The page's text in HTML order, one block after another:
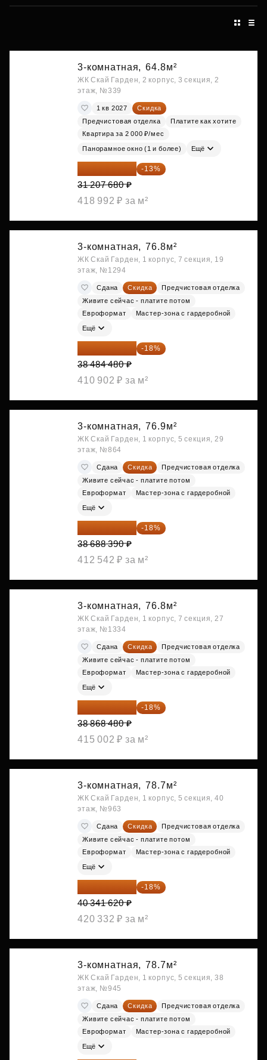
3-комнатная, 64.8м²
ЖК Скай Гарден, 2 корпус, 3 секция, 2
этаж, №339
1 кв 2027
Скидка
Предчистовая отделка
Платите как хотите
Квартира за 2 000 ₽/мес
Панорамное окно (1 и более) Ещё
27 150 682 ₽ -13%
31 207 680 ₽
418 992 ₽ за м²
3-комнатная, 76.8м²
ЖК Скай Гарден, 1 корпус, 7 секция, 19
этаж, №1294
Сдана Скидка
Предчистовая отделка
Живите сейчас - платите потом
Евроформат
Мастер-зона с гардеробной
Ещё
31 557 274 ₽ -18%
38 484 480 ₽
410 902 ₽ за м²
3-комнатная, 76.9м²
ЖК Скай Гарден, 1 корпус, 5 секция, 29
этаж, №864
Сдана Скидка
Предчистовая отделка
Живите сейчас - платите потом
Евроформат
Мастер-зона с гардеробной
Ещё
31 724 480 ₽ -18%
38 688 390 ₽
412 542 ₽ за м²
3-комнатная, 76.8м²
ЖК Скай Гарден, 1 корпус, 7 секция, 27
этаж, №1334
Сдана Скидка
Предчистовая отделка
Живите сейчас - платите потом
Евроформат
Мастер-зона с гардеробной
Ещё
31 872 154 ₽ -18%
38 868 480 ₽
415 002 ₽ за м²
3-комнатная, 78.7м²
ЖК Скай Гарден, 1 корпус, 5 секция, 40
этаж, №963
Сдана Скидка
Предчистовая отделка
Живите сейчас - платите потом
Евроформат
Мастер-зона с гардеробной
Ещё
33 080 128 ₽ -18%
40 341 620 ₽
420 332 ₽ за м²
3-комнатная, 78.7м²
ЖК Скай Гарден, 1 корпус, 5 секция, 38
этаж, №945
Сдана Скидка
Предчистовая отделка
Живите сейчас - платите потом
Евроформат
Мастер-зона с гардеробной
Ещё